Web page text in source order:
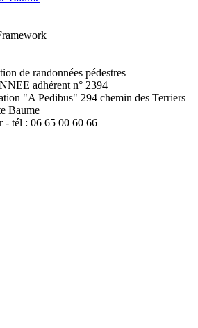
de randonnées pédestres
adhérent n° 2394
"A Pedibus" 294 chemin des Terriers
Baume
- tél : 06 65 00 60 66